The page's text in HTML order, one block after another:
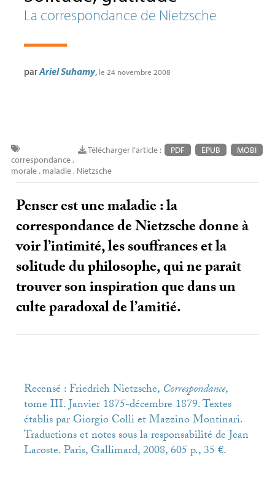
La correspondance de Nietzsche
parAriel Suhamy, le 24 novembre 2008
Télécharger l'article : PDF EPUB
MOBI
correspondance,
morale, maladie, Nietzsche
Penser est une maladie : la
correspondance de Nietzsche donne à
voir l’intimité, les souffrances et la
solitude du philosophe, qui ne paraît
trouver son inspiration que dans un
culte paradoxal de l’amitié.
Recensé : Friedrich Nietzsche, Correspondance,
tomeIII. Janvier 1875-décembre 1879. Textes
établis par Giorgio Colli et Mazzino Montinari.
Traductions et notes sous la responsabilité de Jean
Lacoste. Paris, Gallimard, 2008, 605 p., 35 €.